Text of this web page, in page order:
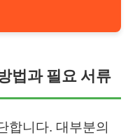
법과 필요 서류
합니다. 대부분의